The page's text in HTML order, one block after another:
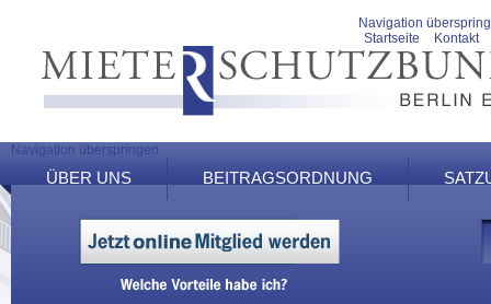
Navigation überspringen
ÜBER UNS BEITRAGSORDNUNG
Navigation
Startseite
Kontakt